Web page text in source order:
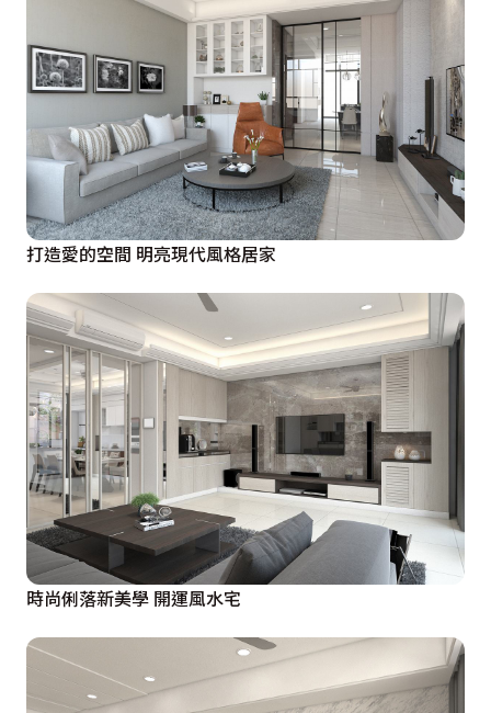
打造愛的空間 明亮現代風格居家
時尚俐落新美學 開運風水宅